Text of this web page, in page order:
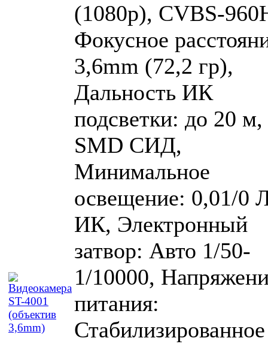
(1080p), CVBS-
Фокусное
3,6mm (72,2 гр),
Дальность ИК
подсветки: до 20 м,
SMD СИД,
Минимальное
освещение: 0,01/0
ИК, Электронный
затвор: Авто 1/50-
1/10000,
питания:
Стабилизированное